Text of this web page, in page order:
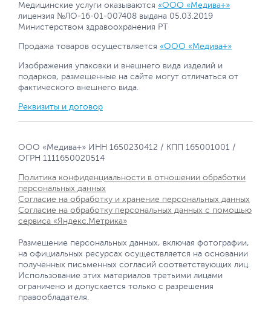
Медицинские услуги оказываются «ООО «Медива+»
лицензия №ЛО-16-01-007408 выдана 05.03.2019
Министерством здравоохранения РТ
Продажа товаров осуществляется «ООО «Медива+»
Изображения упаковки и внешнего вида изделий и
подарков, размещенные на сайте могут отличаться от
фактического внешнего вида.
Реквизиты и договор
ООО «Медива+» ИНН 1650230412 / КПП 165001001 /
ОГРН 1111650020514
Политика конфиденциальности в отношении обработки
персональных данных
Согласие на обработку и хранение персональных данных
Согласие на обработку персональных данных с помощью
сервиса «Яндекс.Метрика»
Размещение персональных данных, включая фотографии,
на официальных ресурсах осуществляется на основании
полученных письменных согласий соответствующих лиц.
Использование этих материалов третьими лицами
ограничено и допускается только с разрешения
правообладателя.